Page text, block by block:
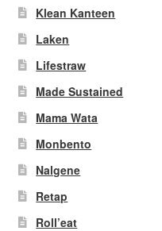
Klean Kanteen
Laken
Lifestraw
Made Sustained
Mama Wata
Monbento
Nalgene
Retap
Roll’eat